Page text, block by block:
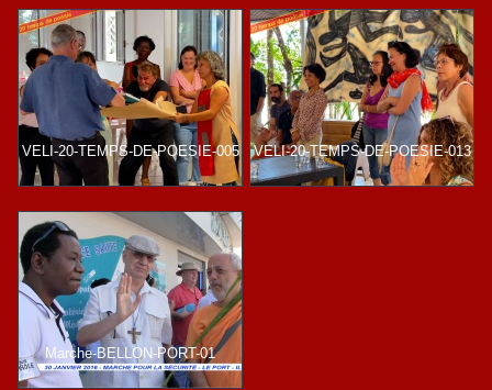
VELI-20-TEMPS-DE-POESIE-005 VELI-20-TEMPS-DE-POESIE-013
Marche-BELLON-PORT-01